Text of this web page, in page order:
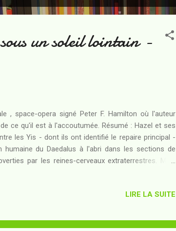
un soleil lointain -
, space-opera signé Peter F. Hamilton où l'auteur
ce qu'il est à l'accoutumée. Résumé : Hazel et ses
les Yis - dont ils ont identifié le repaire principal -
du Daedalus à l'abri dans les sections de
par les reines-cerveaux extraterrestres. Mais
seul coup, en les purgeant de la partie maritime de
de sa destinati...
LIRE LA SUITE